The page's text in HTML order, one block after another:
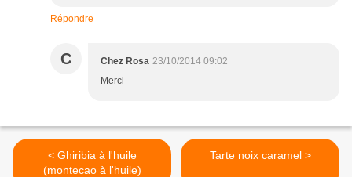
Répondre
C Chez Rosa 23/10/2014 09:02
Merci
< Ghiribia à l'huile
(montecao à l'huile)
Tarte noix caramel >